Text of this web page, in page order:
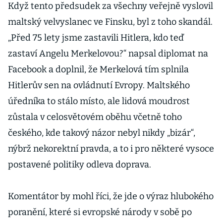
Když tento předsudek za všechny veřejně vyslovil
maltský velvyslanec ve Finsku, byl z toho skandál.
„Před 75 lety jsme zastavili Hitlera, kdo teď
zastaví Angelu Merkelovou?“ napsal diplomat na
Facebook a doplnil, že Merkelová tím splnila
Hitlerův sen na ovládnutí Evropy. Maltského
úředníka to stálo místo, ale lidová moudrost
zůstala v celosvětovém oběhu včetně toho
českého, kde takový názor nebyl nikdy „bizár“,
nýbrž nekorektní pravda, a to i pro některé vysoce
postavené politiky odleva doprava.
Komentátor by mohl říci, že jde o výraz hlubokého
poranění, které si evropské národy v sobě po